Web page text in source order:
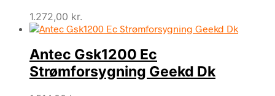
1.272,00 kr.
Antec Gsk1200 Ec
Strømforsygning Geekd Dk